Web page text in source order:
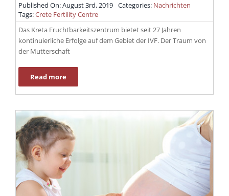
Published On: August 3rd, 2019 Categories: Nachrichten
Tags:Crete Fertility Centre
Das Kreta Fruchtbarkeitszentrum bietet seit 27 Jahren
kontinuierliche Erfolge auf dem Gebiet der IVF. Der Traum von
der Mutterschaft
Read more